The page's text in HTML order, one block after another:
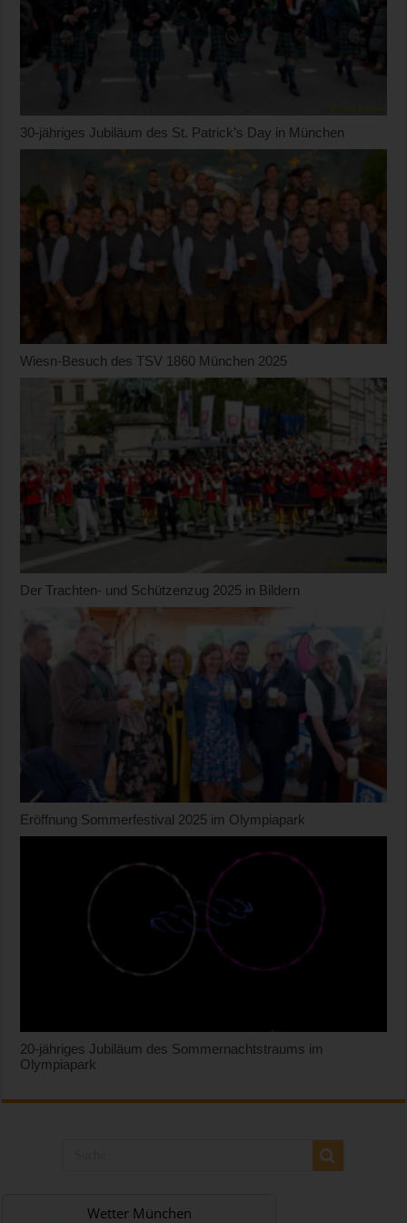
30-jähriges Jubiläum des St. Patrick’s Day in München
Wiesn-Besuch des TSV 1860 München 2025
Der Trachten- und Schützenzug 2025 in Bildern
Eröffnung Sommerfestival 2025 im Olympiapark
20-jähriges Jubiläum des Sommernachtstraums im
Olympiapark
Wetter München